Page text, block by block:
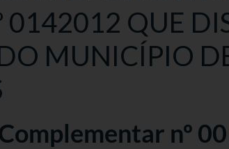
QUE
MUNICÍPIO
nº